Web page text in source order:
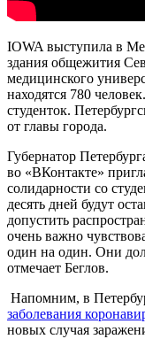
IOWA выступила в
здания общежития
медицинского
находятся 780
студенток.
от главы города.
Губернатор
во «ВКонтакте»
солидарности со
десять дней будут
допустить
очень важно
один на один. Они
отмечает Беглов.
Напомним, в
заболевания
новых случая